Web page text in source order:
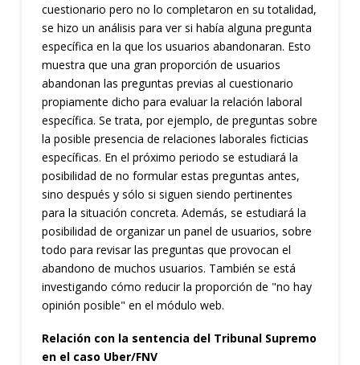
cuestionario pero no lo completaron en su totalidad,
se hizo un análisis para ver si había alguna pregunta
específica en la que los usuarios abandonaran. Esto
muestra que una gran proporción de usuarios
abandonan las preguntas previas al cuestionario
propiamente dicho para evaluar la relación laboral
específica. Se trata, por ejemplo, de preguntas sobre
la posible presencia de relaciones laborales ficticias
específicas. En el próximo periodo se estudiará la
posibilidad de no formular estas preguntas antes,
sino después y sólo si siguen siendo pertinentes
para la situación concreta. Además, se estudiará la
posibilidad de organizar un panel de usuarios, sobre
todo para revisar las preguntas que provocan el
abandono de muchos usuarios. También se está
investigando cómo reducir la proporción de "no hay
opinión posible" en el módulo web.
Relación con la sentencia del Tribunal Supremo
en el caso Uber/FNV